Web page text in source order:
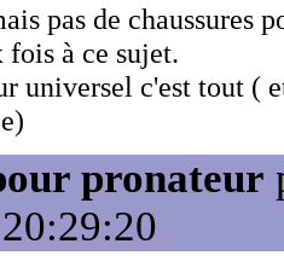
pas de chaussures
à ce sujet.
universel c'est tout (
pronateur